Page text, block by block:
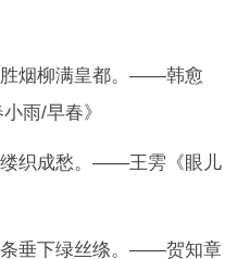
胜烟柳满皇都。——韩愈
雨/早春》
缕织成愁。——王雱《眼儿
条垂下绿丝绦。——贺知章